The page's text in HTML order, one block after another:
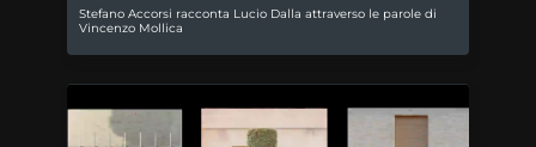
Stefano Accorsi racconta Lucio Dalla attraverso le parole di
Vincenzo Mollica